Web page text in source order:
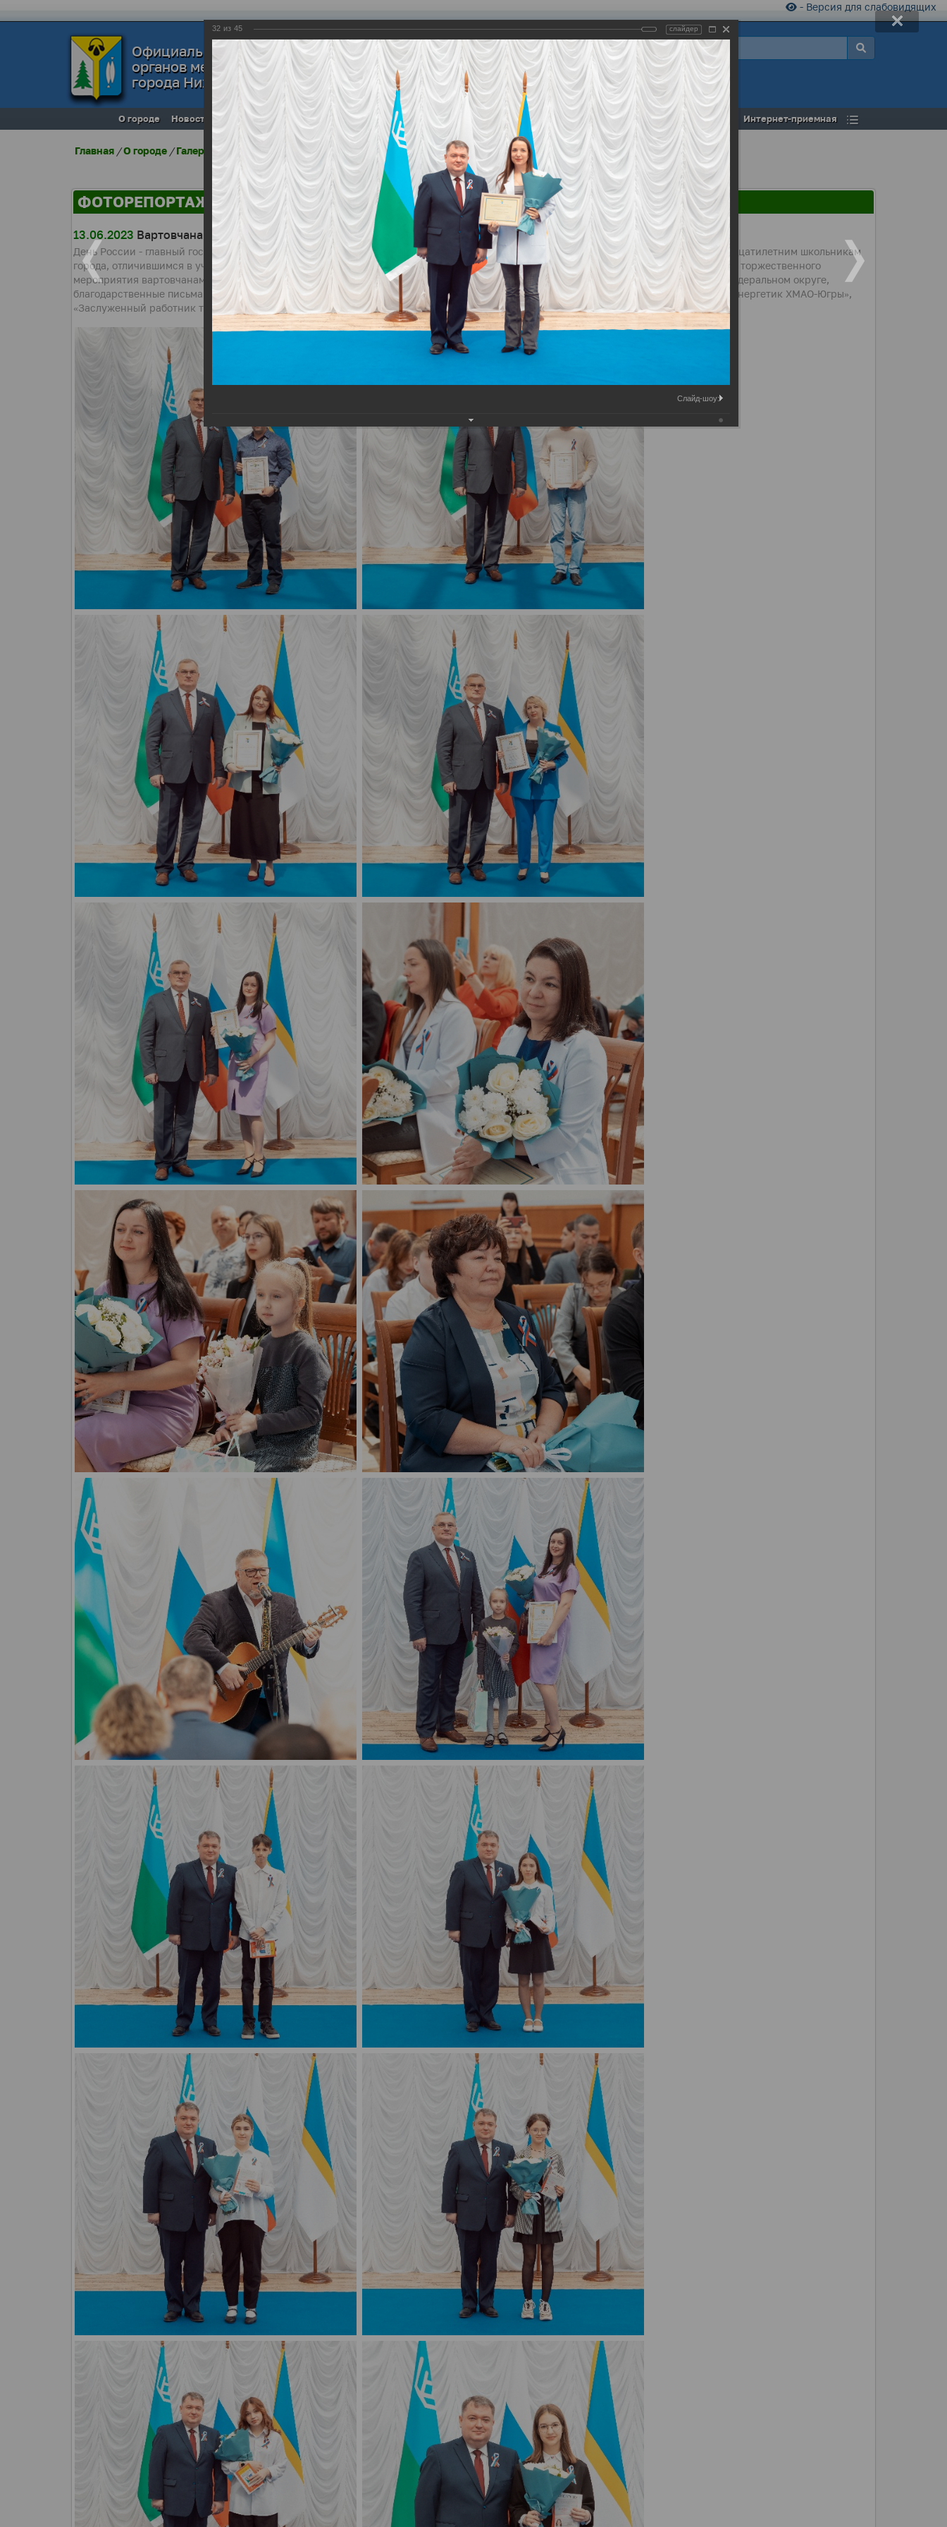
- Версия для слабовидящих
Официальный сайт
органов местного самоуправления
города Нижневартовска
О городе Новости Местное самоуправление Документы Муниципальные услуги Торговая площадка Открытый бюджет Интернет-приемная
Главная /О городе /Галерея города/ Фоторепортажи
ФОТОРЕПОРТАЖИ
13.06.2023 Вартовчанам в День России вручили паспорта и государственные награды
День России - главный государственный праздник нашего страны. В торжественной обстановке во Дворце искусств девять четырнадцатилетним школьникам
города, отличившимся в учебе и спорте, впервые вручили главный документ – паспорт гражданина Российской Федерации. Во время торжественного
мероприятия вартовчанам вручили: благодарность полномочного представителя Президента Российской Федерации в Уральском федеральном округе,
благодарственные письма главы Нижневартовска и председателя Думы города, а также присвоены почетные звания «Заслуженный энергетик ХМАО-Югры»,
«Заслуженный работник транспорта ХМАО-Югры».
32 из 45 слайдер
Слайд-шоу: